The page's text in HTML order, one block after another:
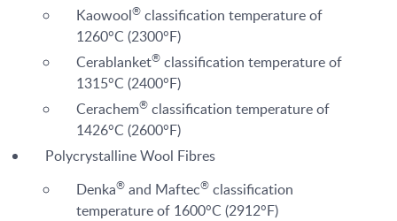
Kaowool® classification temperature of
1260°C (2300°F)
Cerablanket® classification temperature of
1315°C (2400°F)
Cerachem® classification temperature of
1426°C (2600°F)
Polycrystalline Wool Fibres
Denka® and Maftec® classification
temperature of 1600°C (2912°F)